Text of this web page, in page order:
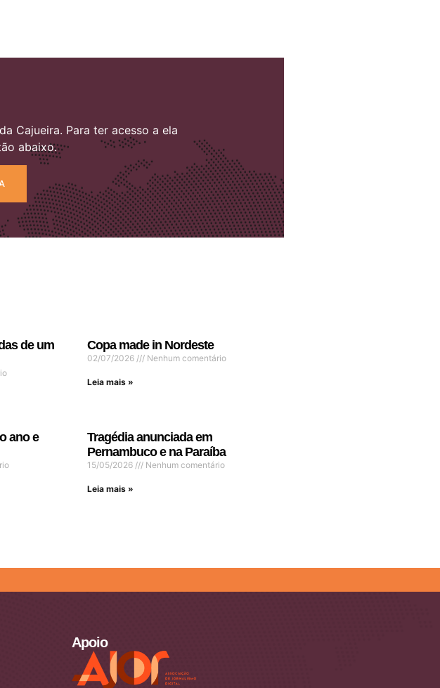
Cajueira. Para ter acesso a ela
abaixo.
de um
Copa made in Nordeste
02/07/2026 Nenhum comentário
Leia mais »
ano e
Tragédia anunciada em
Pernambuco e na Paraíba
15/05/2026 Nenhum comentário
Leia mais »
Apoio